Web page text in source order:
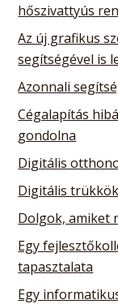
hőszivattyús
Az új grafikus
segítségével is
Azonnali
Cégalapítás
gondolna
Digitális
Digitális
Dolgok, amiket
Egy
tapasztalata
Egy